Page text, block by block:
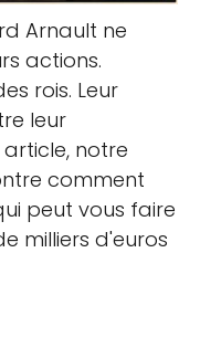
Arnault ne
actions.
rois. Leur
leur
notre
comment
peut vous faire
milliers d'euros